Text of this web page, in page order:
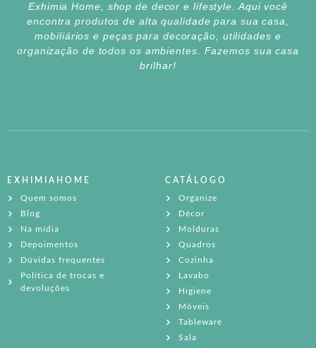
Exhimia Home, shop de decor e lifestyle. Aqui você
encontra produtos de alta qualidade para sua casa,
mobiliários e peças para decoração, utilidades e
organização de todos os ambientes. Fazemos sua casa
brilhar!
EXHIMIAHOME
Quem somos
Blog
Na mídia
Depoimentos
Dúvidas frequentes
Política de trocas e
devoluções
CATÁLOGO
Organize
Décor
Molduras
Quadros
Cozinha
Lavabo
Higiene
Móveis
Tableware
Sala